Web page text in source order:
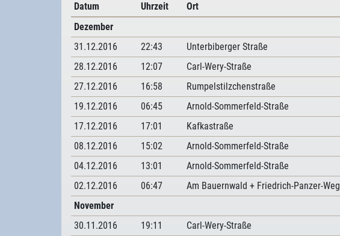
Datum Uhrzeit Ort
Dezember
31.12.2016
22:43 Unterbiberger Straße
28.12.2016
12:07 Carl-Wery-Straße
27.12.2016
16:58 Rumpelstilzchenstraße
19.12.2016
06:45 Arnold-Sommerfeld-Straße
17.12.2016
17:01 Kafkastraße
08.12.2016
15:02 Arnold-Sommerfeld-Straße
04.12.2016
13:01 Arnold-Sommerfeld-Straße
02.12.2016
06:47 Am Bauernwald + Friedrich-Panzer-Weg
November
30.11.2016
19:11 Carl-Wery-Straße